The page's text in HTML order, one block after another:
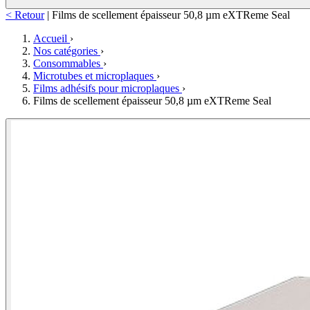
< Retour | Films de scellement épaisseur 50,8 µm eXTReme Seal
Accueil ›
Nos catégories ›
Consommables ›
Microtubes et microplaques ›
Films adhésifs pour microplaques ›
Films de scellement épaisseur 50,8 µm eXTReme Seal